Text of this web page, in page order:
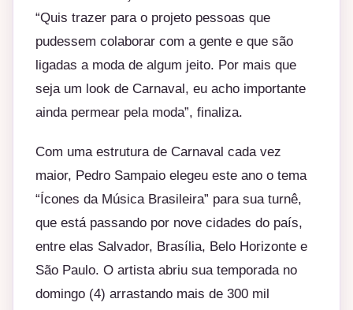
“Quis trazer para o projeto pessoas que
pudessem colaborar com a gente e que são
ligadas a moda de algum jeito. Por mais que
seja um look de Carnaval, eu acho importante
ainda permear pela moda”, finaliza.
Com uma estrutura de Carnaval cada vez
maior, Pedro Sampaio elegeu este ano o tema
“Ícones da Música Brasileira” para sua turnê,
que está passando por nove cidades do país,
entre elas Salvador, Brasília, Belo Horizonte e
São Paulo. O artista abriu sua temporada no
domingo (4) arrastando mais de 300 mil